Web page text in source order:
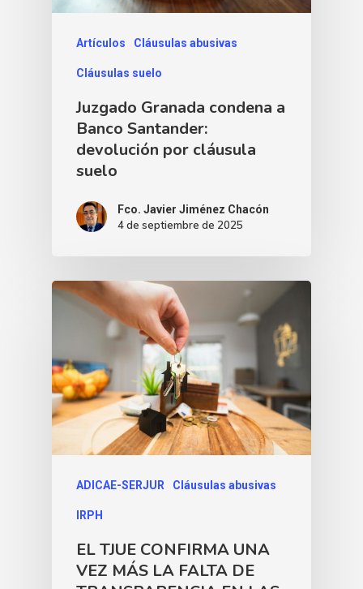
Artículos Cláusulas abusivas
Cláusulas suelo
Juzgado Granada condena a
Banco Santander:
devolución por cláusula
suelo
Fco. Javier Jiménez Chacón
4 de septiembre de 2025
ADICAE-SERJUR Cláusulas abusivas
IRPH
EL TJUE CONFIRMA UNA
VEZ MÁS LA FALTA DE